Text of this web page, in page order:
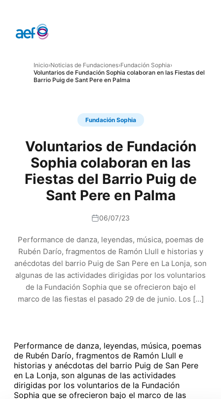
Inicio›Noticias de Fundaciones›Fundación Sophia›
Voluntarios de Fundación Sophia colaboran en las Fiestas del
Barrio Puig de Sant Pere en Palma
Fundación Sophia
Voluntarios de Fundación
Sophia colaboran en las
Fiestas del Barrio Puig de
Sant Pere en Palma
06/07/23
Performance de danza, leyendas, música, poemas de
Rubén Darío, fragmentos de Ramón Llull e historias y
anécdotas del barrio Puig de San Pere en La Lonja, son
algunas de las actividades dirigidas por los voluntarios
de la Fundación Sophia que se ofrecieron bajo el
marco de las fiestas el pasado 29 de de junio. Los […]
Performance de danza, leyendas, música, poemas
de Rubén Darío, fragmentos de Ramón Llull e
historias y anécdotas del barrio Puig de San Pere
en La Lonja, son algunas de las actividades
dirigidas por los voluntarios de la Fundación
Sophia que se ofrecieron bajo el marco de las